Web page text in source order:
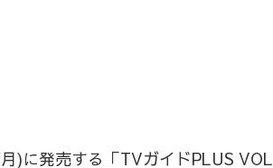
)に発売する「TVガイドPLUS